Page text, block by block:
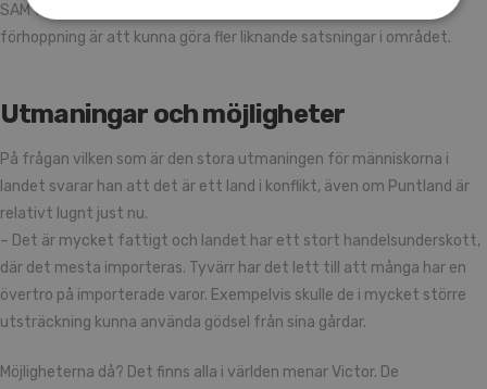
SAM för första gången in i ett socialt arbete i Somalia. Vår
förhoppning är att kunna göra fler liknande satsningar i området.
Utmaningar och möjligheter
På frågan vilken som är den stora utmaningen för människorna i
landet svarar han att det är ett land i konflikt, även om Puntland är
relativt lugnt just nu.
– Det är mycket fattigt och landet har ett stort handelsunderskott,
där det mesta importeras. Tyvärr har det lett till att många har en
övertro på importerade varor. Exempelvis skulle de i mycket större
utsträckning kunna använda gödsel från sina gårdar.
Möjligheterna då? Det finns alla i världen menar Victor. De